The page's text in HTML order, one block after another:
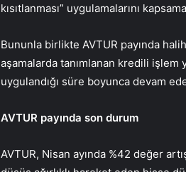
kısıtlanması” uygulamalarını
Bununla birlikte AVTUR payında
aşamalarda tanımlanan kredili
uygulandığı süre boyunca devam
AVTUR payında son durum
AVTUR, Nisan ayında %42 değer